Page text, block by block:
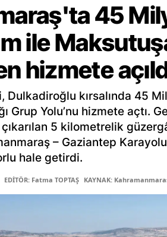
45
ile
hizmete
kırsalında 45
Grup Yolu’nu hizmete açtı.
5 kilometrelik
– Gaziantep Karayolu
hale getirdi.
EDİTÖR: Fatma TOPTAŞ KAYNAK: